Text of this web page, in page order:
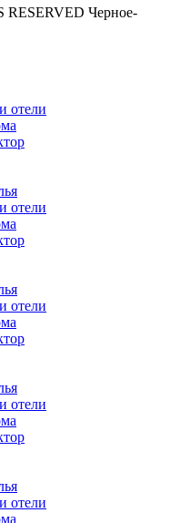
Черное-
отели
отели
отели
отели
отели